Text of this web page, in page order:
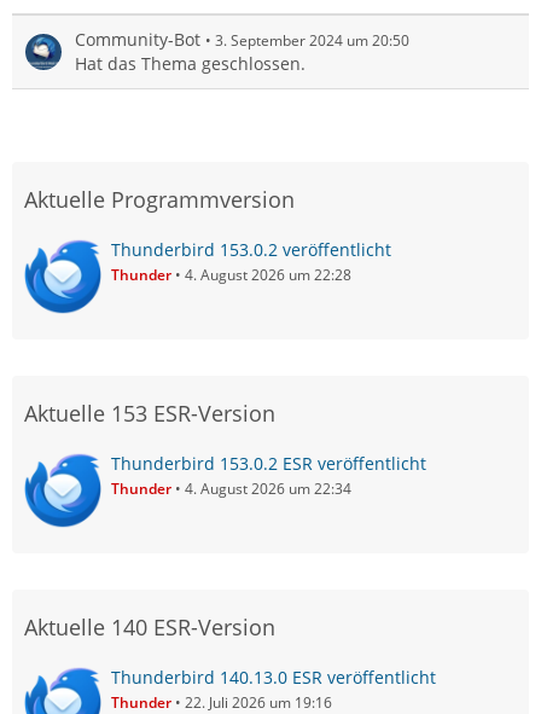
Community-Bot 3. September 2024 um 20:50
Hat das Thema geschlossen.
Aktuelle Programmversion
Thunderbird 153.0.2 veröffentlicht
Thunder 4. August 2026 um 22:28
Aktuelle 153 ESR-Version
Thunderbird 153.0.2 ESR veröffentlicht
Thunder 4. August 2026 um 22:34
Aktuelle 140 ESR-Version
Thunderbird 140.13.0 ESR veröffentlicht
Thunder 22. Juli 2026 um 19:16